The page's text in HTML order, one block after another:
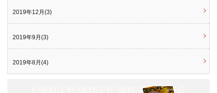
2019年12月(3)
2019年9月(3)
2019年8月(4)